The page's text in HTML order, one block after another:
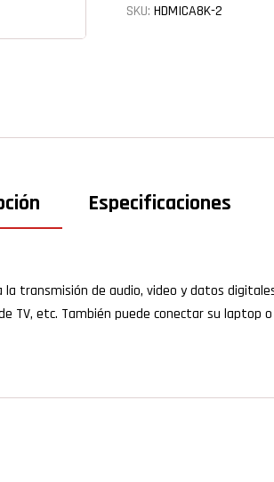
SKU: HDMICA8K-2
Especificaciones
transmisión de audio, video y datos
TV, etc. También puede conectar su laptop